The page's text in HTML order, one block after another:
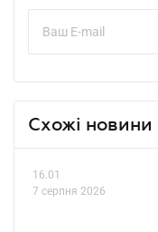
Схожі новини
16.01
7 серпня 2026